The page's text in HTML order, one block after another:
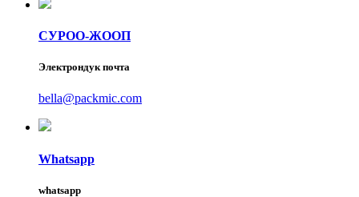
СУРОО-ЖООП
Электрондук почта
bella@packmic.com
Whatsapp
whatsapp